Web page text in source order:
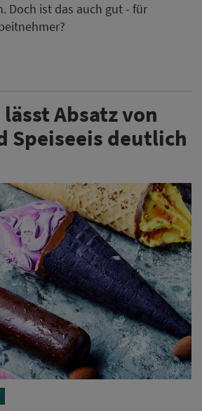
Doch ist das auch gut - für
Absatz von
Speiseeis deutlich